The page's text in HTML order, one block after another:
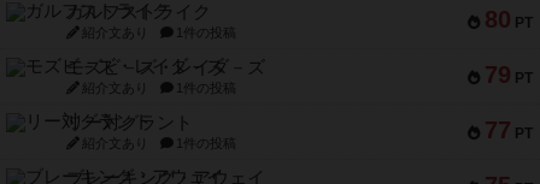
80 PT
ガルフストライク
紹介文あり 1件の投稿
79 PT
モズビ－ズ・レイダ－ズ
紹介文あり 1件の投稿
77 PT
リー対グラント
紹介文あり 1件の投稿
ブレーキング・アウェイ